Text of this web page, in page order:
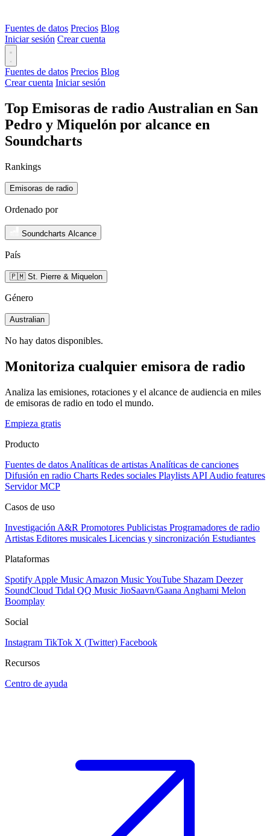
Fuentes de datos Precios Blog
Iniciar sesión Crear cuenta
Fuentes de datos Precios Blog
Crear cuenta Iniciar sesión
Top Emisoras de radio Australian en San
Pedro y Miquelón por alcance en
Soundcharts
Rankings
Emisoras de radio
Ordenado por
Soundcharts Alcance
País
🇵🇲 St. Pierre & Miquelon
Género
Australian
No hay datos disponibles.
Monitoriza cualquier emisora de radio
Analiza las emisiones, rotaciones y el alcance de audiencia en miles
de emisoras de radio en todo el mundo.
Empieza gratis
Producto
Fuentes de datos Analíticas de artistas Analíticas de canciones
Difusión en radio Charts Redes sociales Playlists API Audio features
Servidor MCP
Casos de uso
Investigación A&R Promotores Publicistas Programadores de radio
Artistas Editores musicales Licencias y sincronización Estudiantes
Plataformas
Spotify Apple Music Amazon MusicYouTube Shazam Deezer
SoundCloud Tidal QQ Music JioSaavn/Gaana Anghami Melon
Boomplay
Social
Instagram TikTok X (Twitter) Facebook
Recursos
Centro de ayuda